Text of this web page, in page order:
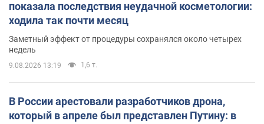
показала последствия неудачной косметологии:
ходила так почти месяц
Заметный эффект от процедуры сохранялся около четырех
недель
9.08.2026 13:19 1,6 т.
В России арестовали разработчиков дрона,
который в апреле был представлен Путину: в